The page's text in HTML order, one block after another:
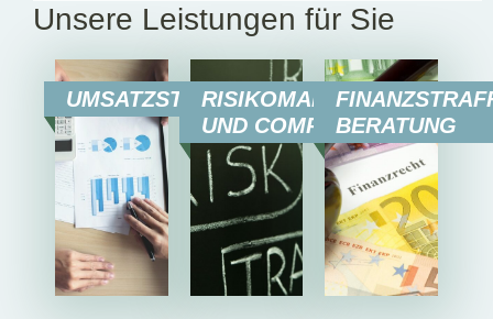
Unsere Leistungen für Sie
UMSATZSTEUERBERATUNG
RISIKOMANAGEMENT
UND COMPLIANCE
BERATUNG